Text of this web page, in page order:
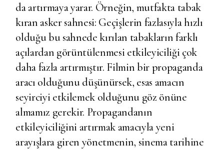
da artırmaya yarar. Örneğin, mutfakta tabak
kıran asker sahnesi: Geçişlerin fazlasıyla hızlı
olduğu bu sahnede kırılan tabakların farklı
açılardan görüntülenmesi etkileyiciliği çok
daha fazla artırmıştır. Filmin bir propaganda
aracı olduğunu düşünürsek, esas amacın
seyirciyi etkilemek olduğunu göz önüne
almamız gerekir. Propagandanın
etkileyiciliğini artırmak amacıyla yeni
arayışlara giren yönetmenin, sinema tarihine